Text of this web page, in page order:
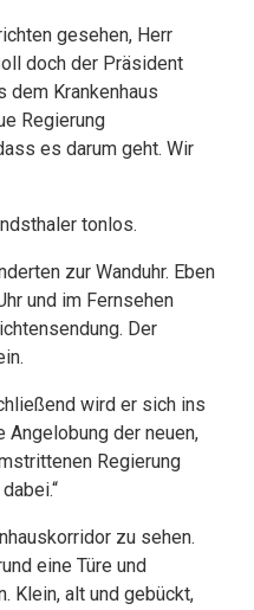
gesehen, Herr
doch der Präsident
dem Krankenhaus
Regierung
es darum geht. Wir
tonlos.
zur Wanduhr. Eben
und im Fernsehen
Der
wird er sich ins
der neuen,
Regierung
zu sehen.
eine Türe und
Klein, alt und gebückt,